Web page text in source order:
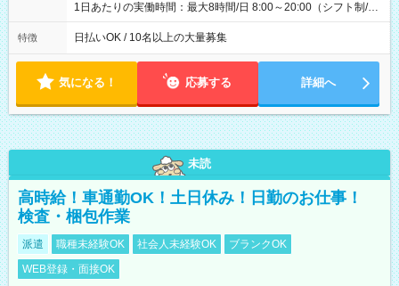
1日あたりの実働時間：最大8時間/日 8:00～20:00（シフト制/実
働8時間） ※週5日勤務（場所次第では週4も有り） ※配達状況
によって時間外での勤務可能性有り ※案件により多少の前後あ
特徴 日払いOK / 10名以上の大量募集
気になる！ 応募する 詳細へ
未読
高時給！車通勤OK！土日休み！日勤のお仕事！
検査・梱包作業
派遣 職種未経験OK 社会人未経験OK
ブランクOK
WEB登録・面接OK